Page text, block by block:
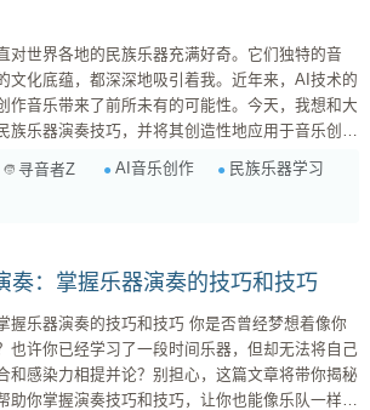
对世界各地的民族乐器充满好奇。它们独特的音
文化底蕴，都深深地吸引着我。近年来，AI技术的
作音乐带来了前所未有的可能性。今天，我想和大
族乐器演奏技巧，并将其创造性地应用于音乐创作
时间和精力，寻找合适的老师、学习乐理知识、反
技术的出现，可以有效地解决这些问题，为我们提
寻音者Z AI音乐创作
民族乐器学习
奏：掌握乐器演奏的技巧和技巧
的技巧和技巧 你是否曾经梦想着像你
也许你已经学习了一段时间乐器，但却无法将自己
和感染力相提并论？别担心，这篇文章将带你揭秘
助你掌握演奏技巧和技巧，让你也能像乐队一样演